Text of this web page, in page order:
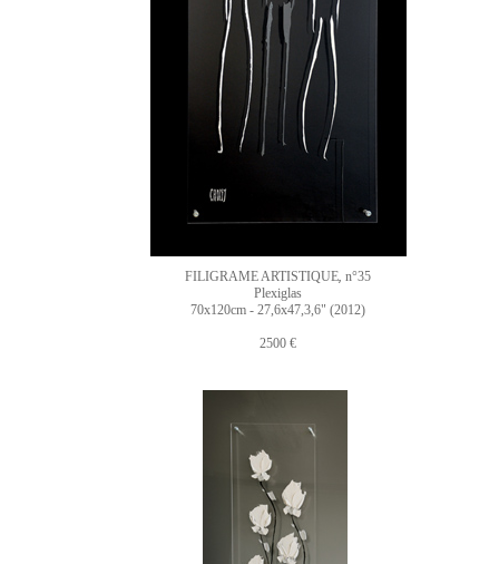
FILIGRAME ARTISTIQUE n°35
Plexiglas
70x120cm - 27,6x47,3,6" (2012)
2500 €